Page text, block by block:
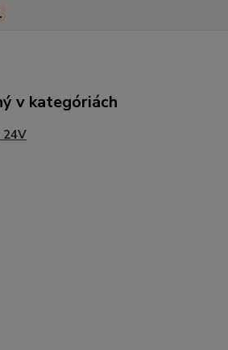
v kategóriách